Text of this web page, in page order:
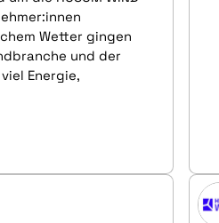
Wetter gingen
und der
Energie,